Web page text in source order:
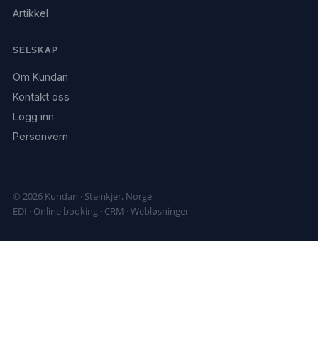
Artikkel
SELSKAP
Om Kundan
Kontakt oss
Logg inn
Personvern
© 2026 Kundan · Steinkjer, Norge
EDI · Online booking · CRM · Webløsninger